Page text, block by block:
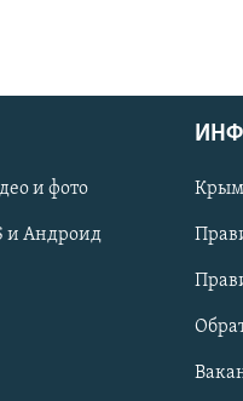
и фото
и Андроид